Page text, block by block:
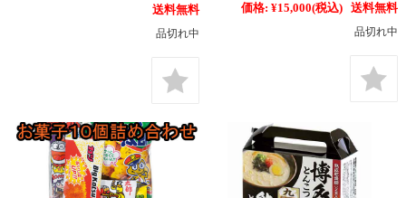
送料無料
品切れ中
価格: ¥15,000(税込)
送料無料
品切れ中